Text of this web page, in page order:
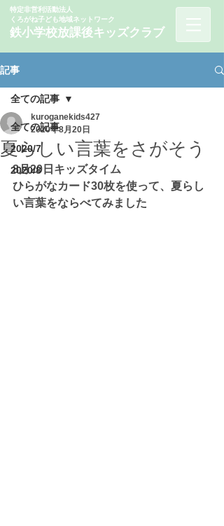
特定非営利活動法人
くろがね子ども地域ネットワーク
鉄小学校​放課後キッズクラ ブ
記事
全ての記事
2020/7
2020/8
全ての記事
夏らしい言葉をさがそう
kuroganekids427
2020年8月20日
8月20日キッズタイム
ひらがなカード30枚を使って、夏らし
い言葉をならべてみました